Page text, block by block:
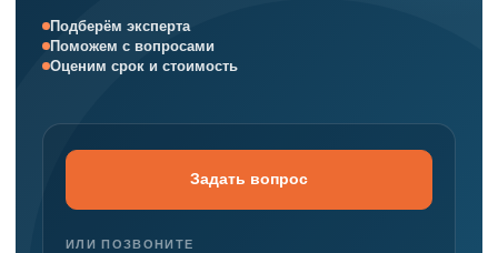
Подберём эксперта
Поможем с вопросами
Оценим срок и стоимость
Задать вопрос
ИЛИ ПОЗВОНИТЕ